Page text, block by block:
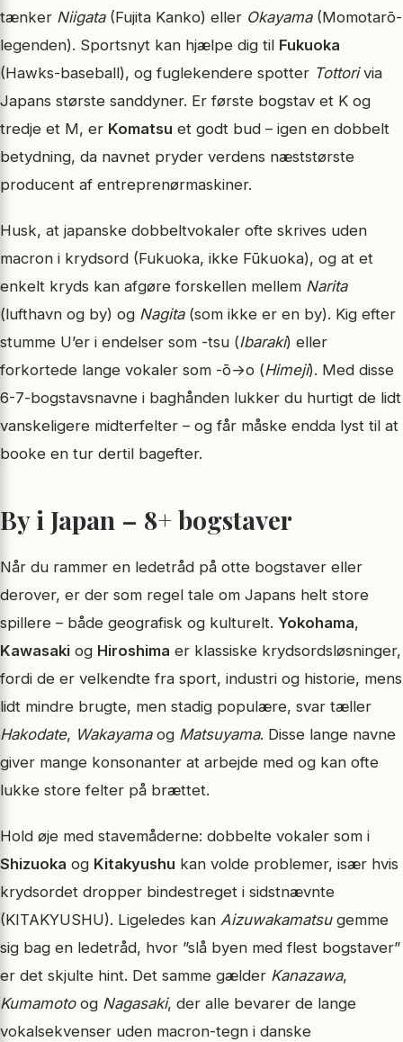
tænker Niigata(Fujita Kanko) eller Okayama(Momotarō-
legenden). Sportsnyt kan hjælpe dig til Fukuoka
(Hawks-baseball), og fuglekendere spotter Tottorivia
Japans største sanddyner. Er første bogstav et K og
tredje et M, er Komatsu et godt bud – igen en dobbelt
betydning, da navnet pryder verdens næststørste
producent af entreprenørmaskiner.
Husk, at japanske dobbeltvokaler ofte skrives uden
macron i krydsord (Fukuoka, ikke Fūkuoka), og at et
enkelt kryds kan afgøre forskellen mellem Narita
(lufthavn og by) og Nagita(som ikke er en by). Kig efter
stumme U’er i endelser som -tsu (Ibaraki) eller
forkortede lange vokaler som -ō→o (Himeji). Med disse
6-7-bogstavsnavne i baghånden lukker du hurtigt de lidt
vanskeligere midterfelter – og får måske endda lyst til at
booke en tur dertil bagefter.
By i Japan – 8+ bogstaver
Når du rammer en ledetråd på otte bogstaver eller
derover, er der som regel tale om Japans helt store
spillere – både geografisk og kulturelt. Yokohama,
Kawasaki og Hiroshima er klassiske krydsordsløsninger,
fordi de er velkendte fra sport, industri og historie, mens
lidt mindre brugte, men stadig populære, svar tæller
Hakodate, Wakayamaog Matsuyama. Disse lange navne
giver mange konsonanter at arbejde med og kan ofte
lukke store felter på brættet.
Hold øje med stavemåderne: dobbelte vokaler som i
Shizuoka og Kitakyushu kan volde problemer, især hvis
krydsordet dropper bindestreget i sidstnævnte
(KITAKYUSHU). Ligeledes kan Aizuwakamatsugemme
sig bag en ledetråd, hvor ”slå byen med flest bogstaver”
er det skjulte hint. Det samme gælder Kanazawa,
Kumamotoog Nagasaki, der alle bevarer de lange
vokal­sekvenser uden macron-tegn i danske